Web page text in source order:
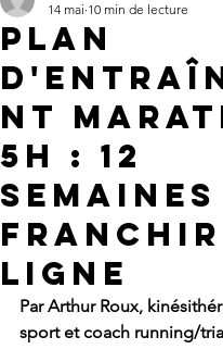
Plan
nt
5h : 12
ligne
14 mai 10 min de lecture
Par Arthur Roux,
sport et coach running/